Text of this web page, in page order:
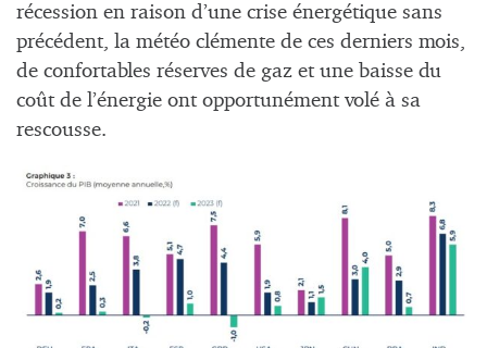
récession en raison d’une crise énergétique sans
précédent, la météo clémente de ces derniers mois,
de confortables réserves de gaz et une baisse du
coût de l’énergie ont opportunément volé à sa
rescousse.